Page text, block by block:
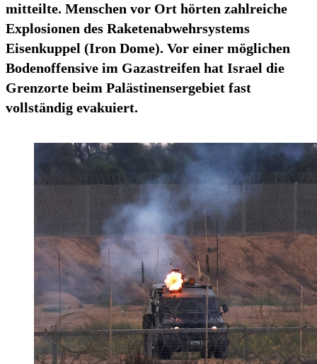
mitteilte. Menschen vor Ort hörten zahlreiche
Explosionen des Raketenabwehrsystems
Eisenkuppel (Iron Dome). Vor einer möglichen
Bodenoffensive im Gazastreifen hat Israel die
Grenzorte beim Palästinensergebiet fast
vollständig evakuiert.